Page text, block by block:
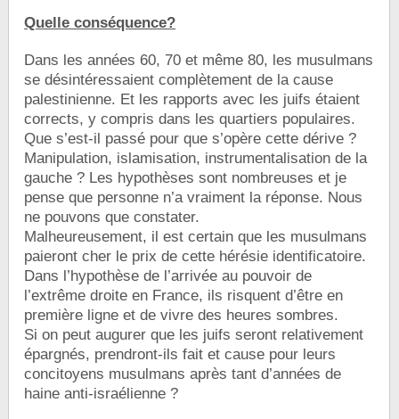
Quelle conséquence?
Dans les années 60, 70 et même 80, les musulmans
se désintéressaient complètement de la cause
palestinienne. Et les rapports avec les juifs étaient
corrects, y compris dans les quartiers populaires.
Que s’est-il passé pour que s’opère cette dérive ?
Manipulation, islamisation, instrumentalisation de la
gauche ? Les hypothèses sont nombreuses et je
pense que personne n’a vraiment la réponse. Nous
ne pouvons que constater.
Malheureusement, il est certain que les musulmans
paieront cher le prix de cette hérésie identificatoire.
Dans l’hypothèse de l’arrivée au pouvoir de
l’extrême droite en France, ils risquent d’être en
première ligne et de vivre des heures sombres.
Si on peut augurer que les juifs seront relativement
épargnés, prendront-ils fait et cause pour leurs
concitoyens musulmans après tant d’années de
haine anti-israélienne ?